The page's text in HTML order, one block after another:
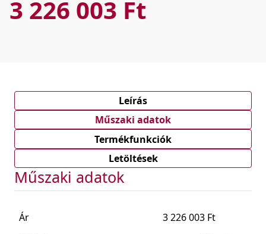
3 226 003 Ft
Leírás
Műszaki adatok
Termékfunkciók
Letöltések
Műszaki adatok
Ár
3 226 003 Ft